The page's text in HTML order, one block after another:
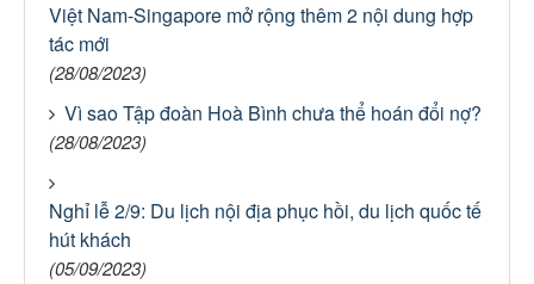
Việt Nam-Singapore mở rộng thêm 2 nội dung hợp
tác mới
(28/08/2023)
Vì sao Tập đoàn Hoà Bình chưa thể hoán đổi nợ?
(28/08/2023)
Nghỉ lễ 2/9: Du lịch nội địa phục hồi, du lịch quốc tế
hút khách
(05/09/2023)